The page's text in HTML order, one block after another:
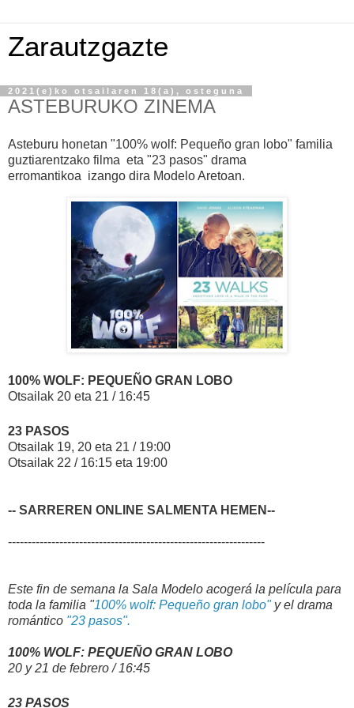
Zarautzgazte
2021(e)ko otsailaren 18(a), osteguna
ASTEBURUKO ZINEMA
Asteburu honetan "100% wolf: Pequeño gran lobo" familia
guztiarentzako filma eta "23 pasos" drama
erromantikoa izango dira Modelo Aretoan.
100% WOLF: PEQUEÑO GRAN LOBO
Otsailak 20 eta 21 / 16:45
23 PASOS
Otsailak 19, 20 eta 21 / 19:00
Otsailak 22 / 16:15 eta 19:00
-- SARREREN ONLINE SALMENTA HEMEN--
-----------------------------------------------------------------
Este fin de semana la Sala Modelo acogerá la película para
toda la familia "100% wolf: Pequeño gran lobo"y el drama
romántico "23 pasos".
100% WOLF: PEQUEÑO GRAN LOBO
20 y 21 de febrero / 16:45
23 PASOS